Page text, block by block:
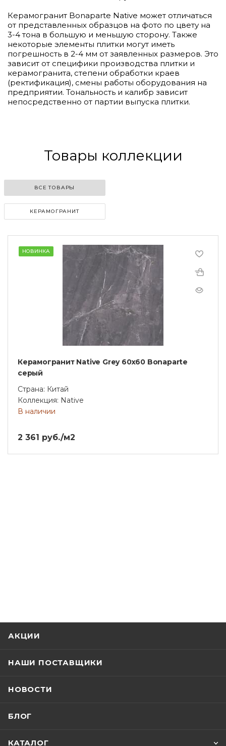
Керамогранит Bonaparte Native может отличаться
от представленных образцов на фото по цвету на
3-4 тона в большую и меньшую сторону. Также
некоторые элементы плитки могут иметь
погрешность в 2-4 мм от заявленных размеров. Это
зависит от специфики производства плитки и
керамогранита, степени обработки краев
(ректификация), смены работы оборудования на
предприятии. Тональность и калибр зависит
непосредственно от партии выпуска плитки.
Товары коллекции
ВСЕ ТОВАРЫ
КЕРАМОГРАНИТ
НОВИНКА
Керамогранит Native Grey 60x60 Bonaparte
серый
Страна: Китай
Коллекция: Native
В наличии
2 361 руб./м2
АКЦИИ
НАШИ ПОСТАВЩИКИ
НОВОСТИ
БЛОГ
КАТАЛОГ